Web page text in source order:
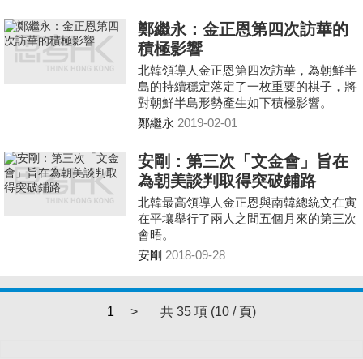
鄭繼永：金正恩第四次訪華的
積極影響
北韓領導人金正恩第四次訪華，為朝鮮半
島的持續穩定落定了一枚重要的棋子，將
對朝鮮半島形勢產生如下積極影響。
鄭繼永 2019-02-01
安剛：第三次「文金會」旨在
為朝美談判取得突破鋪路
北韓最高領導人金正恩與南韓總統文在寅
在平壤舉行了兩人之間五個月來的第三次
會晤。
安剛 2018-09-28
1 > 共 35 項 (10 / 頁)